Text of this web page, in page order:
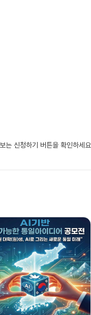
는 신청하기 버튼을 확인하세요